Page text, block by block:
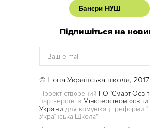
Банери НУШ
Підпишіться на
© Нова Українська школа, 2017
Проект створений ГО "Смарт
партнерстві з Міністерством освіти
України для комунікації реформи
Українська Школа"